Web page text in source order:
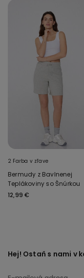
2 Farba v zľave
Bermudy z Bavlnenej
Teplákoviny so Šnúrkou
12,99 €
Hej! Ostaň s nami v